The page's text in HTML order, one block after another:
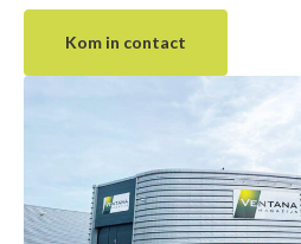
Kom in contact